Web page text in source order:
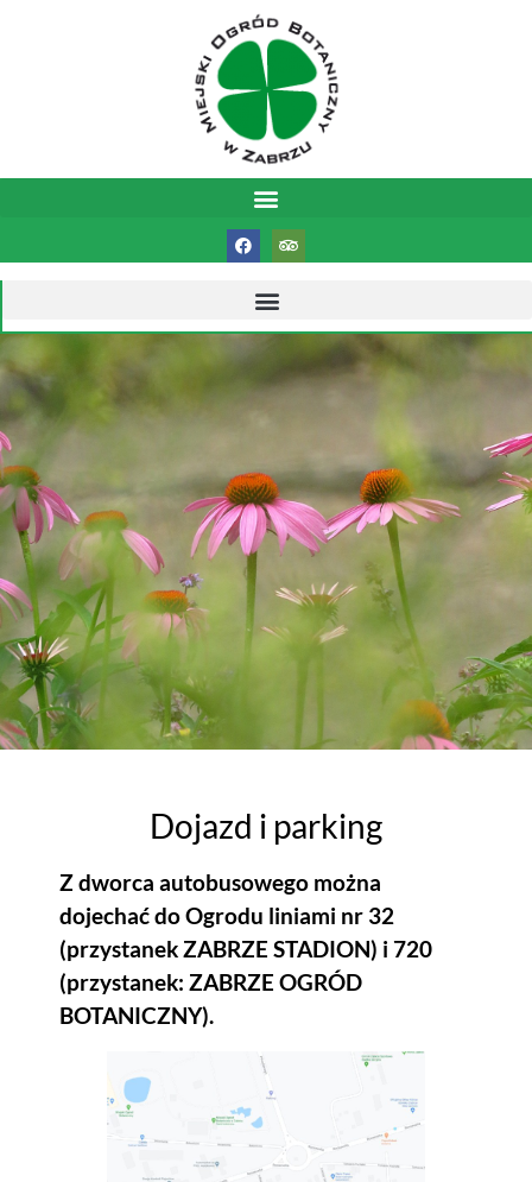
Dojazd i parking
Z dworca autobusowego można
dojechać do Ogrodu liniami nr 32
(przystanek ZABRZE STADION) i 720
(przystanek: ZABRZE OGRÓD
BOTANICZNY).